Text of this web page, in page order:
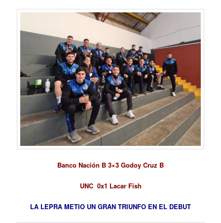
Banco Nación B 3×3 Godoy Cruz B
UNC 0x1 Lacar Fish
LA LEPRA METIO UN GRAN TRIUNFO EN EL DEBUT